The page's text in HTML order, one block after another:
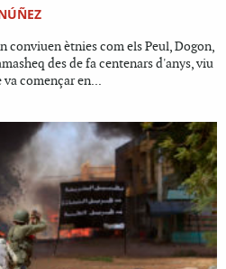
conviuen ètnies com els Peul, Dogon,
des de fa centenars d'anys, viu
començar en...